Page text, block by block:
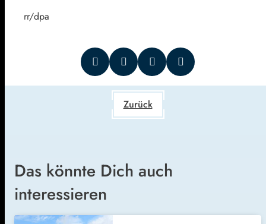
rr/dpa
Zurück
Das könnte Dich auch
interessieren